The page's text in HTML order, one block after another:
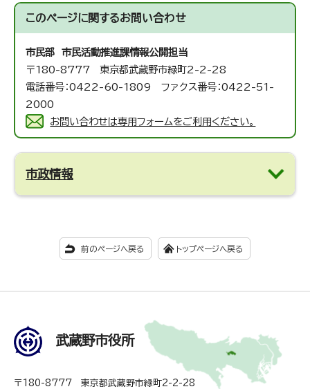
このページに関するお問い合わせ
市民部 市民活動推進課情報公開担当
〒180-8777 東京都武蔵野市緑町2-2-28
電話番号：0422-60-1809 ファクス番号：0422-51-
2000
お問い合わせは専用フォームをご利用ください。
市政情報
前のページへ戻る トップページへ戻る
武蔵野市役所
〒180-8777 東京都武蔵野市緑町2-2-28